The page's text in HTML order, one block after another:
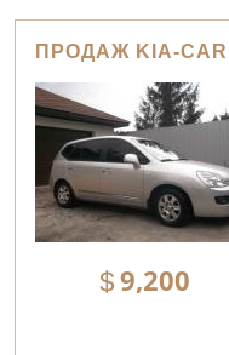
ПРОДАЖ KIA-
9,200